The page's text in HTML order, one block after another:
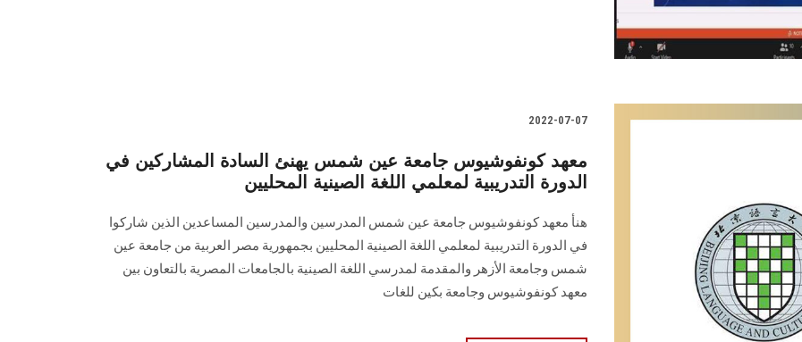
2022-07-07
معهد كونفوشيوس جامعة عين شمس يهنئ السادة المشاركين في
الدورة التدريبية لمعلمي اللغة الصينية المحليين
هنأ معهد كونفوشيوس جامعة عين شمس المدرسين والمدرسين المساعدين الذين شاركوا
في الدورة التدريبية لمعلمي اللغة الصينية المحليين بجمهورية مصر العربية من جامعة عين
شمس وجامعة الأزهر والمقدمة لمدرسي اللغة الصينية بالجامعات المصرية بالتعاون بين
معهد كونفوشيوس وجامعة بكين للغات